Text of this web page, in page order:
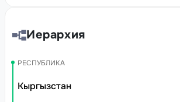
Иерархия
РЕСПУБЛИКА
Кыргызстан